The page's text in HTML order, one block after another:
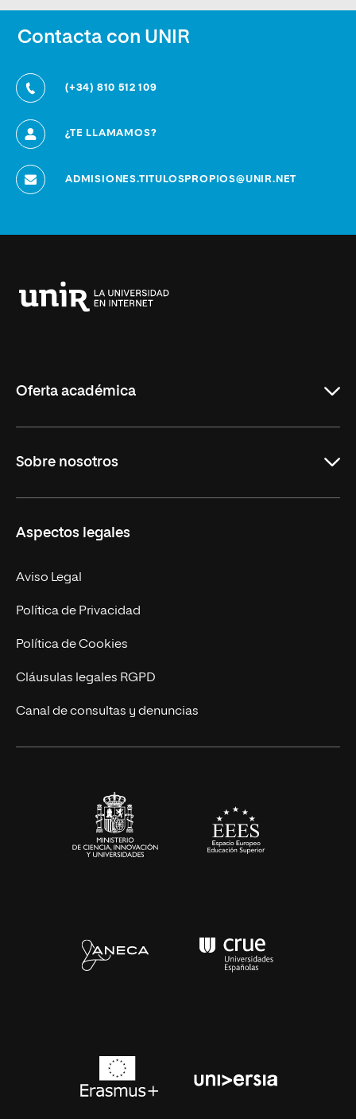
Contacta con UNIR
(+34) 810 512 109
¿TE LLAMAMOS?
ADMISIONES.TITULOSPROPIOS@UNIR.NET
Oferta académica
Másteres Oficiales
Doctorados
Experto Universitario
Postgrados
Cursos Universitarios
Sobre nosotros
Facultades
Nuestro Equipo
Trabaja en UNIR
Actualidad
UNIR Revista
Eventos
Aspectos legales
Aviso Legal
Política de Privacidad
Política de Cookies
Cláusulas legales RGPD
Canal de consultas y denuncias